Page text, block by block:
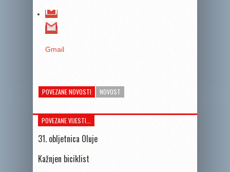
Gmail
POVEZANE NOVOSTI NOVOST
POVEZANE VIJESTI...
31. obljetnica Oluje
Kažnjen biciklist